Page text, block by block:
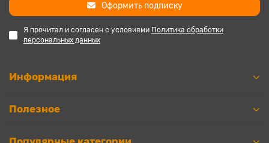
Оформить подписку
Я прочитал и согласен с условиями Политика обработки
персональных данных
Информация
Полезное